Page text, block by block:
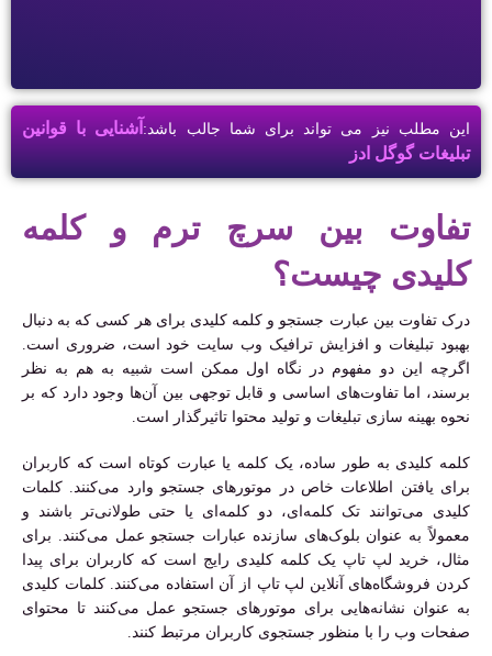
این مطلب نیز می تواند برای شما جالب باشد: آشنایی با قوانین
تبلیغات گوگل ادز
تفاوت بین سرچ ترم و کلمه
کلیدی چیست؟
درک تفاوت بین عبارت جستجو و کلمه کلیدی برای هر کسی که به دنبال
بهبود تبلیغات و افزایش ترافیک وب سایت خود است، ضروری است.
اگرچه این دو مفهوم در نگاه اول ممکن است شبیه به هم به نظر
برسند، اما تفاوت‌های اساسی و قابل توجهی بین آن‌ها وجود دارد که بر
نحوه بهینه سازی تبلیغات و تولید محتوا تاثیرگذار است.
کلمه کلیدی به طور ساده، یک کلمه یا عبارت کوتاه است که کاربران
برای یافتن اطلاعات خاص در موتورهای جستجو وارد می‌کنند. کلمات
کلیدی می‌توانند تک کلمه‌ای، دو کلمه‌ای یا حتی طولانی‌تر باشند و
معمولاً به عنوان بلوک‌های سازنده عبارات جستجو عمل می‌کنند. برای
مثال، خرید لپ تاپ یک کلمه کلیدی رایج است که کاربران برای پیدا
کردن فروشگاه‌های آنلاین لپ تاپ از آن استفاده می‌کنند. کلمات کلیدی
به عنوان نشانه‌هایی برای موتورهای جستجو عمل می‌کنند تا محتوای
صفحات وب را با منظور جستجوی کاربران مرتبط کنند.